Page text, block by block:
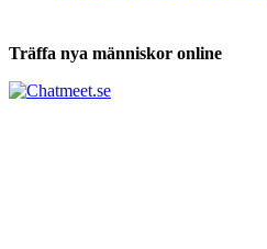
Träffa nya människor online